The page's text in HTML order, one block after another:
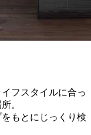
フスタイルに合っ
。
もとにじっくり検